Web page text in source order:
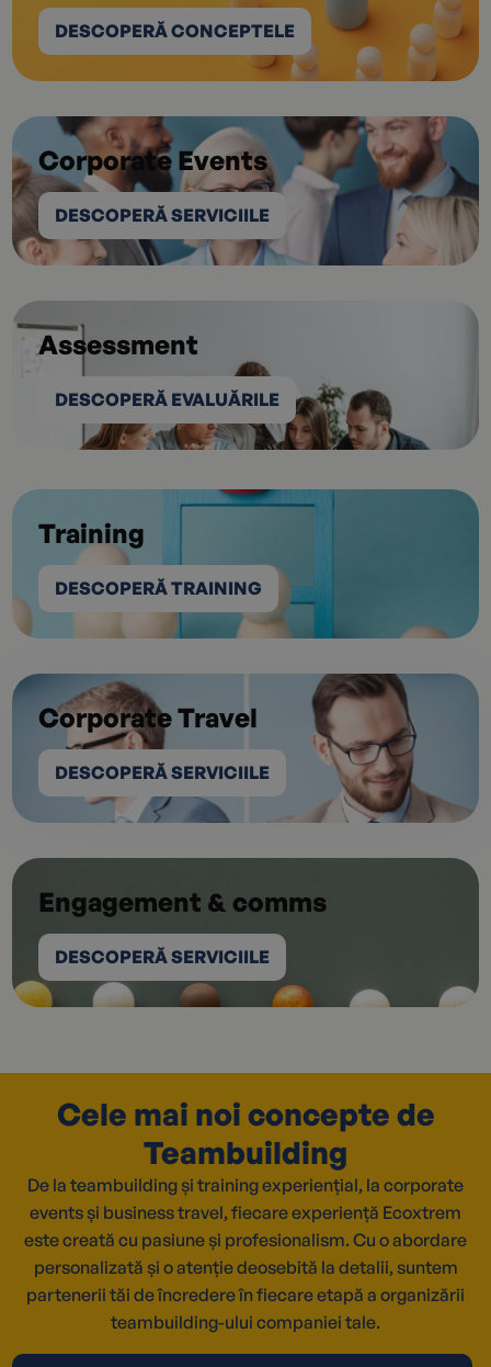
DESCOPERĂ CONCEPTELE
Corporate Events
DESCOPERĂ SERVICIILE
Assessment
DESCOPERĂ EVALUĂRILE
Training
DESCOPERĂ TRAINING
Corporate Travel
DESCOPERĂ SERVICIILE
Engagement & comms
DESCOPERĂ SERVICIILE
Cele mai noi concepte de
Teambuilding
De la teambuilding și training experiențial, la corporate
events și business travel, fiecare experiență Ecoxtrem
este creată cu pasiune și profesionalism. Cu o abordare
personalizată și o atenție deosebită la detalii, suntem
partenerii tăi de încredere în fiecare etapă a organizării
teambuilding-ului companiei tale.